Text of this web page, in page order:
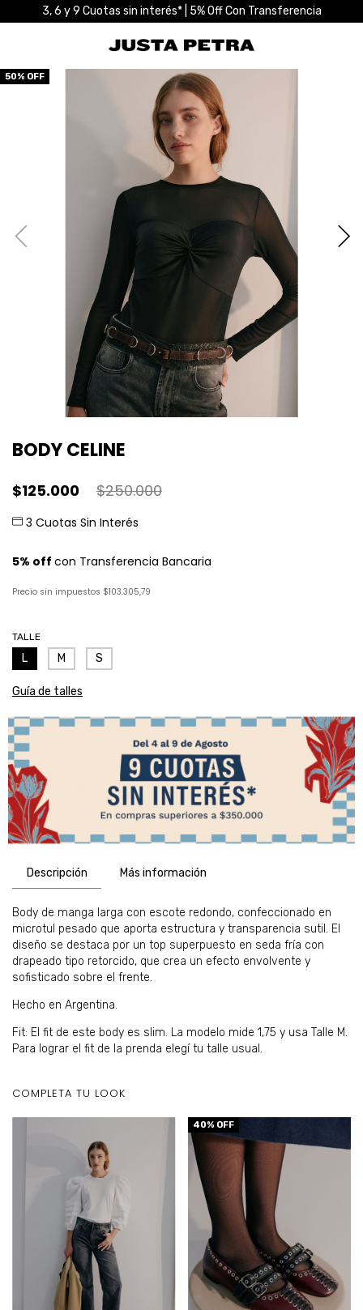
3, 6 y 9 Cuotas sin interés* | 5% Off Con Transferencia
50% OFF
BODY CELINE
$125.000 $250.000
Precio sin impuestos $103.305,79
TALLE
L M S
Guía de talles
Descripción Más información
Body de manga larga con escote redondo, confeccionado en
microtul pesado que aporta estructura y transparencia sutil. El
diseño se destaca por un top superpuesto en seda fría con
drapeado tipo retorcido, que crea un efecto envolvente y
sofisticado sobre el frente.
Hecho en Argentina.
Fit: El fit de este body es slim. La modelo mide 1,75 y usa Talle M.
Para lograr el fit de la prenda elegí tu talle usual.
COMPLETA TU LOOK
40% OFF